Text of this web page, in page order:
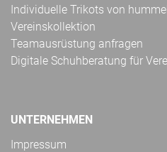
Individuelle Trikots von
Vereinskollektion
Teamausrüstung anfragen
Digitale Schuhberatung für
UNTERNEHMEN
Impressum